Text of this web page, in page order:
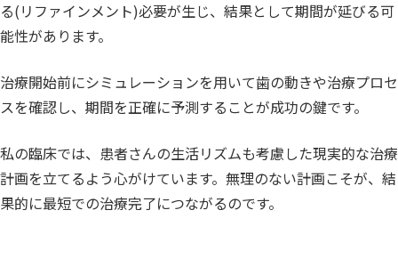
る(リファインメント)必要が生じ、結果として期間が延びる可
能性があります。
治療開始前にシミュレーションを用いて歯の動きや治療プロセ
スを確認し、期間を正確に予測することが成功の鍵です。
私の臨床では、患者さんの生活リズムも考慮した現実的な治療
計画を立てるよう心がけています。無理のない計画こそが、結
果的に最短での治療完了につながるのです。